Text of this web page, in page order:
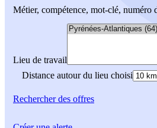
Métier, compétence, mot-clé, numéro
Lieu de travail
Distance autour du lieu choisi
Rechercherdes offres